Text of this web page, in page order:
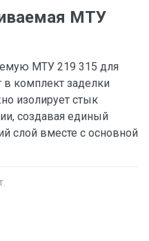
МТУ
МТУ 219 315 для
в комплект заделки
изолирует стык
создавая единый
слой вместе с основной